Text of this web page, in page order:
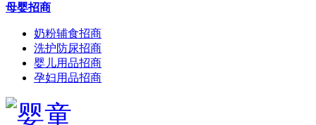
母婴招商
奶粉辅食招商
洗护防尿招商
婴儿用品招商
孕妇用品招商